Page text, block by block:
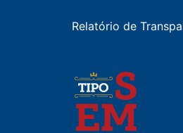
Relatório de